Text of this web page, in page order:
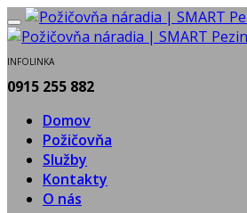
INFOLINKA
0915 255 882
Domov
Požičovňa
Služby
Kontakty
O nás